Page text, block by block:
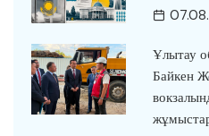
Ұлытау
Байкен